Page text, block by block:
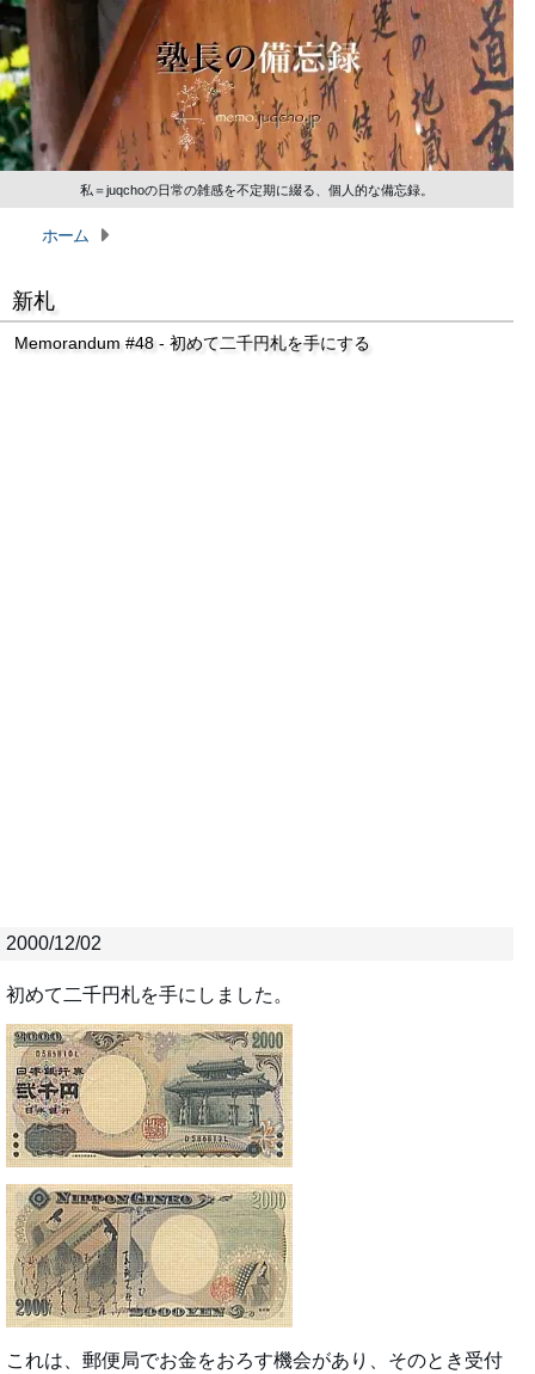
私＝juqchoの日常の雑感を不定期に綴る、個人的な備忘録。
ホーム
新札
Memorandum #48 - 初めて二千円札を手にする
2000/12/02
初めて二千円札を手にしました。
これは、郵便局でお金をおろす機会があり、そのとき受付